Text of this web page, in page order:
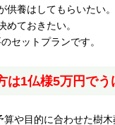
養はしてもらいたい。
ておきたい。
セットプランです。
1仏様5万円でう
や目的に合わせた樹